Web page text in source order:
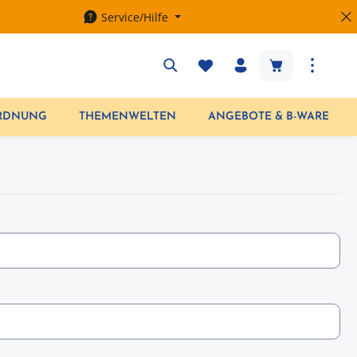
Service/Hilfe
Warenkorb
THEMENWELTEN ANGEBOTE & B-WARE